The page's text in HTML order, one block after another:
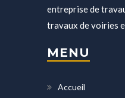
entreprise de
travaux de voiries
MENU
Accueil